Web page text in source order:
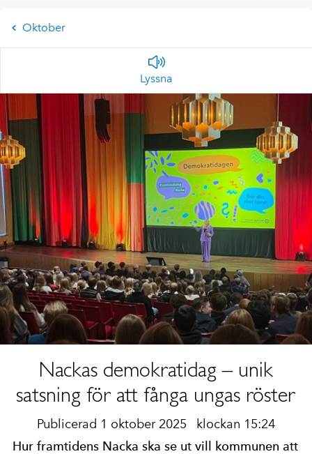
Oktober
Lyssna
Nackas demokratidag – unik
satsning för att fånga ungas röster
Publicerad 1 oktober 2025 klockan 15:24
Hur framtidens Nacka ska se ut vill kommunen att